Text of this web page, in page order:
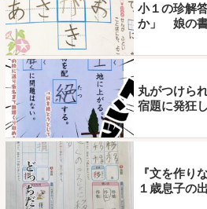
小１の珍解
か」 娘の書
丸がつけら
宿題に発狂
『文を作り
１歳息子の